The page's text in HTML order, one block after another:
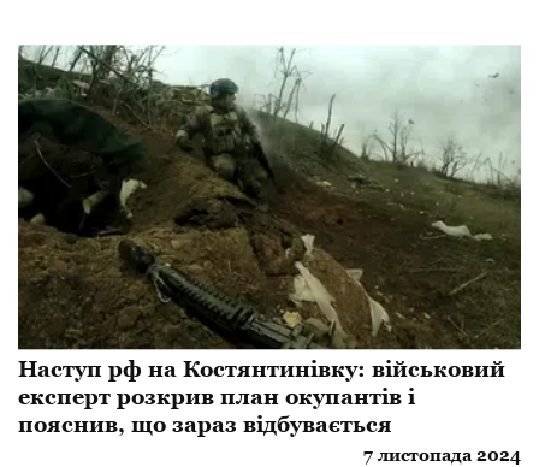
Наступ рф на Костянтинівку: військовий
експерт розкрив план окупантів і
пояснив, що зараз відбувається
7 листопада 2024